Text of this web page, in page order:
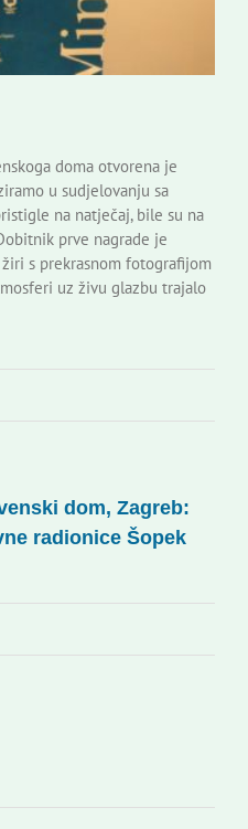
doma otvorena je
u sudjelovanju sa
na natječaj, bile su na
prve nagrade je
s prekrasnom fotografijom
uz živu glazbu trajalo
dom, Zagreb:
radionice Šopek